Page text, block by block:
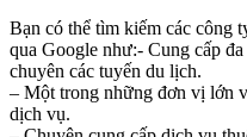
Bạn có thể tìm kiếm các công
qua Google như:- Cung cấp
chuyên các tuyến du lịch.
– Một trong những đơn vị lớn
dịch vụ.